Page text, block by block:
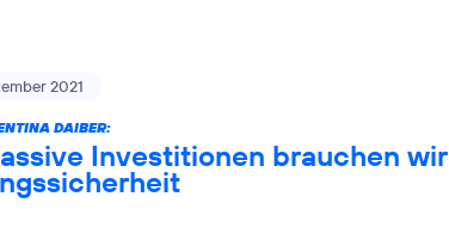
2021
DAIBER:
Investitionen brauchen wir